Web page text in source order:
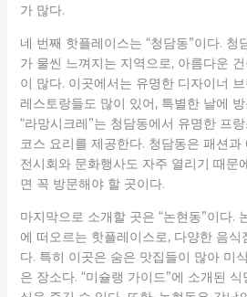
가 많다.
네 번째 핫플레이스는 “청담동”이다. 청
가 물씬 느껴지는 지역으로, 아름다운
이 많다. 이곳에서는 유명한 디자이너
레스토랑들도 많이 있어, 특별한 날에
“라망시크레”는 청담동에서 유명한 프
코스 요리를 제공한다. 청담동은 패션
전시회와 문화행사도 자주 열리기 때문
면 꼭 방문해야 할 곳이다.
마지막으로 소개할 곳은 “논현동”이다.
에 떠오르는 핫플레이스로, 다양한 음식
다. 특히 이곳은 숨은 맛집들이 많아 미
은 장소다. “미슐랭 가이드”에 소개된